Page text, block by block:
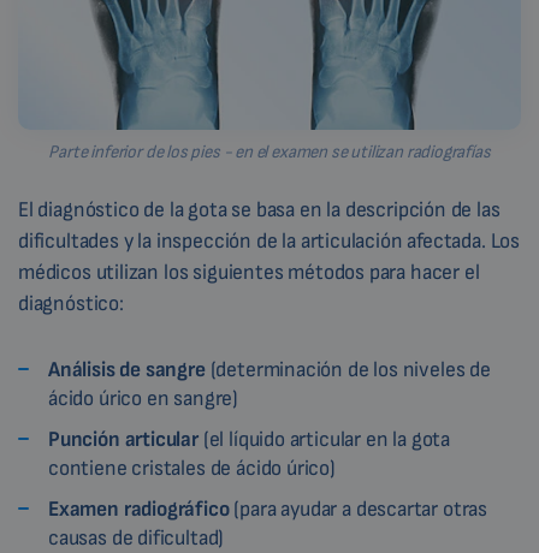
Parte inferior de los pies - en el examen se utilizan radiografías
El diagnóstico de la gota se basa en la descripción de las
dificultades y la inspección de la articulación afectada. Los
médicos utilizan los siguientes métodos para hacer el
diagnóstico:
Análisis de sangre(determinación de los niveles de
ácido úrico en sangre)
Punción articular (el líquido articular en la gota
contiene cristales de ácido úrico)
Examen radiográfico(para ayudar a descartar otras
causas de dificultad)